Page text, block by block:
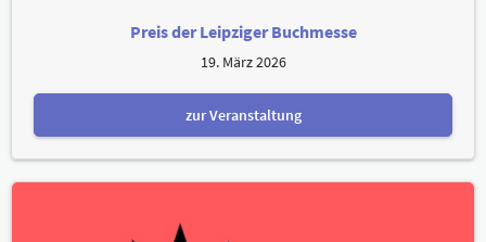
Preis der Leipziger Buchmesse
19. März 2026
zur Veranstaltung